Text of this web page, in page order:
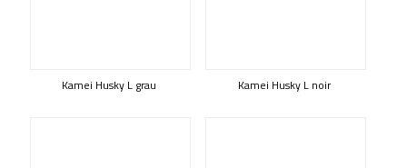
Kamei Husky L grau Kamei Husky L noir